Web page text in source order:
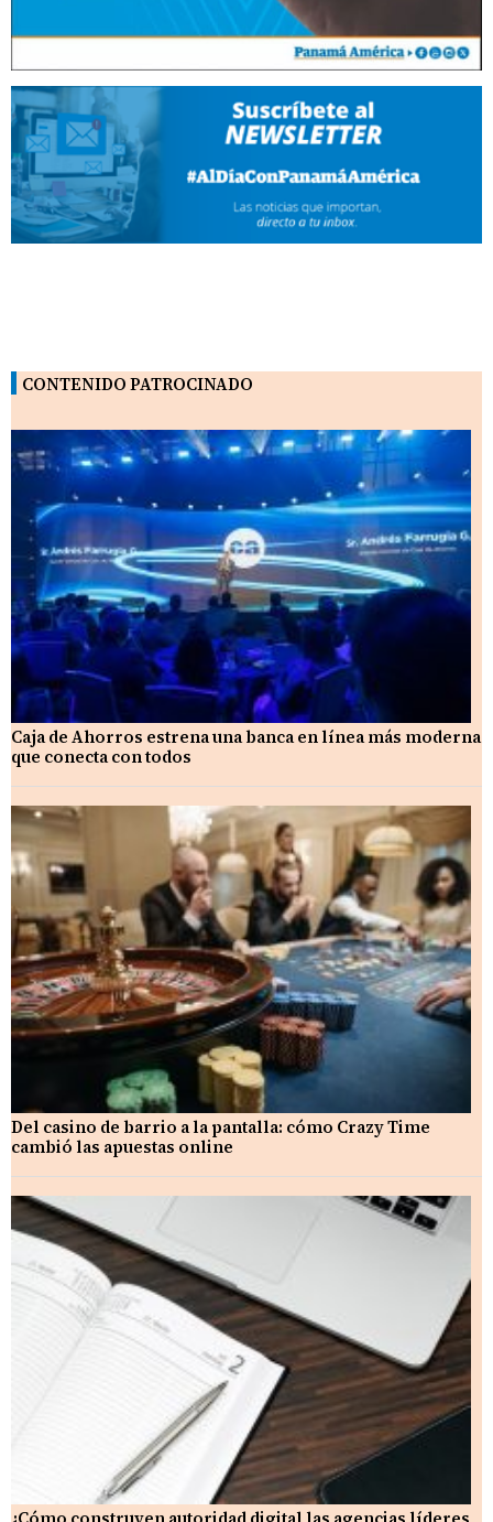
CONTENIDO PATROCINADO
Caja de Ahorros estrena una banca en línea más moderna
que conecta con todos
Del casino de barrio a la pantalla: cómo Crazy Time
cambió las apuestas online